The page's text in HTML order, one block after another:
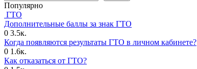
Популярно
ГТО
Дополнительные баллы за знак ГТО
0 3.5к.
Когда появляются результаты ГТО в личном кабинете?
0 1.6к.
Как отказаться от ГТО?